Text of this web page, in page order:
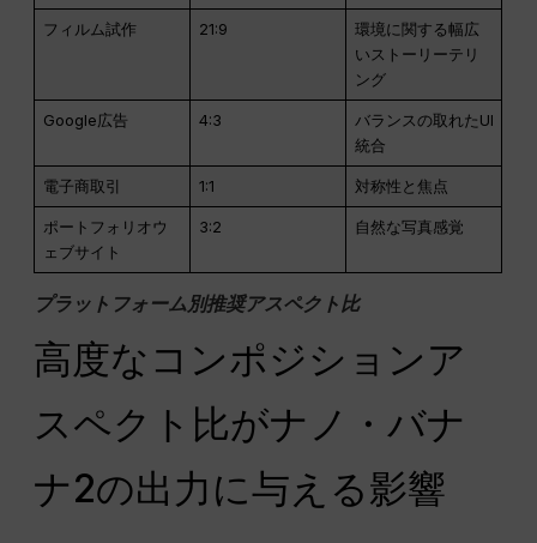
フィルム試作 21:9
環境に関する幅広
いストーリーテリ
ング
Google広告 4:3
バランスの取れたUI
統合
電子商取引 1:1 対称性と焦点
ポートフォリオウ
ェブサイト
3:2 自然な写真感覚
プラットフォーム別推奨アスペクト比
高度なコンポジションア
スペクト比がナノ・バナ
ナ2の出力に与える影響